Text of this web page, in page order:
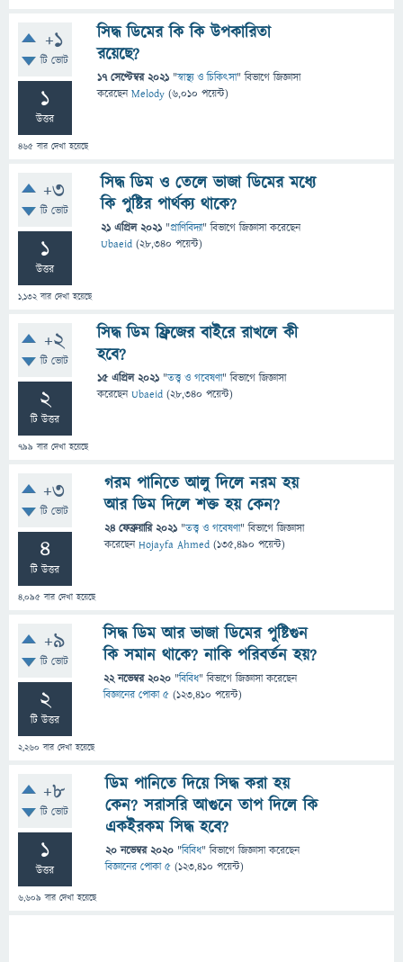
+1
টি ভোট
1
উত্তর
465 বার দেখা হয়েছে
সিদ্ধ ডিমের কি কি উপকারিতা
রয়েছে?
17 সেপ্টেম্বর 2021 "স্বাস্থ্য ও চিকিৎসা" বিভাগে জিজ্ঞাসা
করেছেনMelody (6,010 পয়েন্ট)
+3
টি ভোট
1
উত্তর
1,132বার দেখা হয়েছে
সিদ্ধ ডিম ও তেলে ভাজা ডিমের মধ্যে
কি পুষ্টির পার্থক্য থাকে?
21 এপ্রিল 2021 "প্রাণিবিদ্যা" বিভাগে জিজ্ঞাসাকরেছেন
Ubaeid (28,340 পয়েন্ট)
+2
টি ভোট
2
টি উত্তর
799 বার দেখা হয়েছে
সিদ্ধ ডিম ফ্রিজের বাইরে রাখলে কী
হবে?
15 এপ্রিল 2021 "তত্ত্ব ও গবেষণা" বিভাগে জিজ্ঞাসা
করেছেনUbaeid (28,340 পয়েন্ট)
+3
টি ভোট
4
টি উত্তর
4,095 বার দেখা হয়েছে
গরম পানিতে আলু দিলে নরম হয়
আর ডিম দিলে শক্ত হয় কেন?
24 ফেব্রুয়ারি 2021 "তত্ত্ব ও গবেষণা" বিভাগে জিজ্ঞাসা
করেছেনHojayfa Ahmed (135,490 পয়েন্ট)
+9
টি ভোট
2
টি উত্তর
2,260 বার দেখা হয়েছে
সিদ্ধ ডিম আর ভাজা ডিমের পুষ্টিগুন
কি সমান থাকে? নাকি পরিবর্তন হয়?
22 নভেম্বর 2020 "বিবিধ" বিভাগে জিজ্ঞাসাকরেছেন
বিজ্ঞানের পোকা ৫ (123,410 পয়েন্ট)
+8
টি ভোট
1
উত্তর
6,609 বার দেখা হয়েছে
ডিম পানিতে দিয়ে সিদ্ধ করা হয়
কেন? সরাসরি আগুনে তাপ দিলে কি
একইরকম সিদ্ধ হবে?
20 নভেম্বর 2020 "বিবিধ" বিভাগে জিজ্ঞাসাকরেছেন
বিজ্ঞানের পোকা ৫ (123,410 পয়েন্ট)